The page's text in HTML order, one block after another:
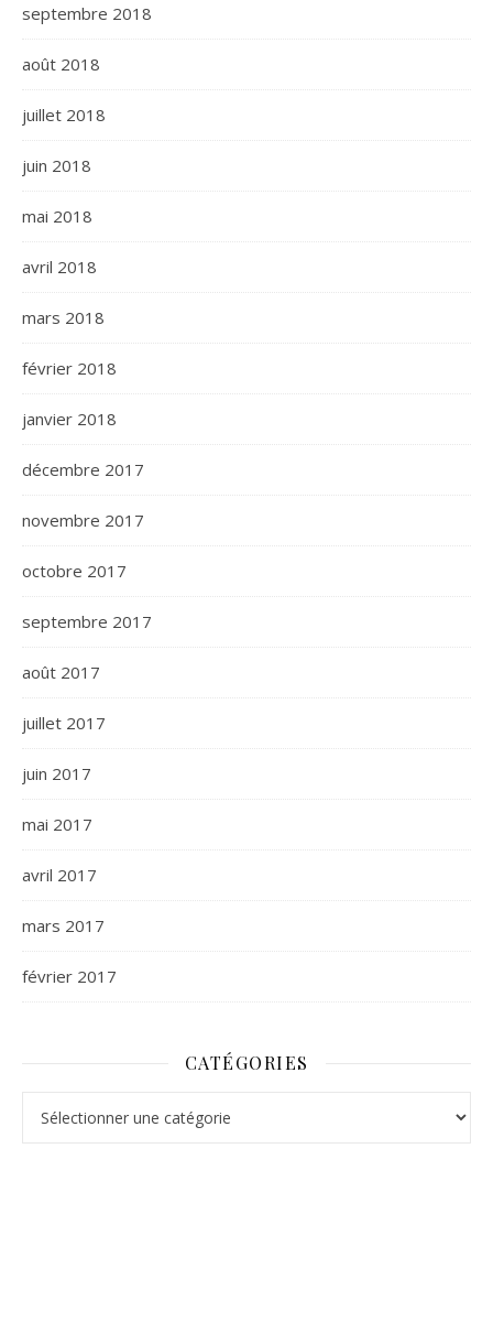
septembre 2018
août 2018
juillet 2018
juin 2018
mai 2018
avril 2018
mars 2018
février 2018
janvier 2018
décembre 2017
novembre 2017
octobre 2017
septembre 2017
août 2017
juillet 2017
juin 2017
mai 2017
avril 2017
mars 2017
février 2017
CATÉGORIES